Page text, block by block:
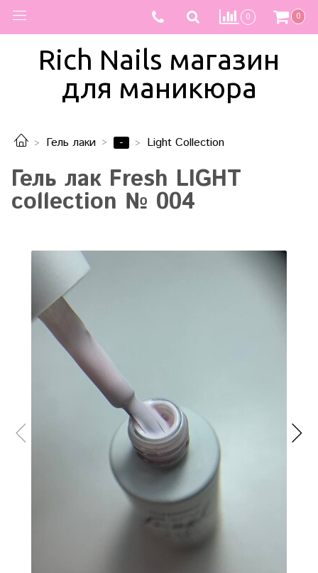
0 0
Rich Nails магазин
для маникюра
Гель лаки - Light Collection
Гель лак Fresh LIGHT
collection № 004